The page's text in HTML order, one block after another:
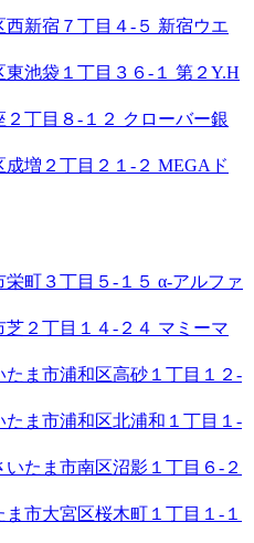
西新宿７丁目４-５ 新宿ウエ
東池袋１丁目３６-１ 第２Y.H
丁目８-１２ クローバー銀
成増２丁目２１-２ MEGAド
栄町３丁目５-１５ α-アルファ
芝２丁目１４-２４ マミーマ
たま市浦和区高砂１丁目１２-
たま市浦和区北浦和１丁目１-
いたま市南区沼影１丁目６-２
市大宮区桜木町１丁目１-１